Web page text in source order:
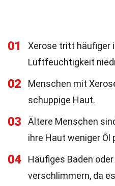
01
Xerose tritt häufiger
Luftfeuchtigkeit
02
Menschen mit
schuppige Haut.
03
Ältere Menschen
ihre Haut weniger Öl
04
Häufiges Baden
verschlimmern, da